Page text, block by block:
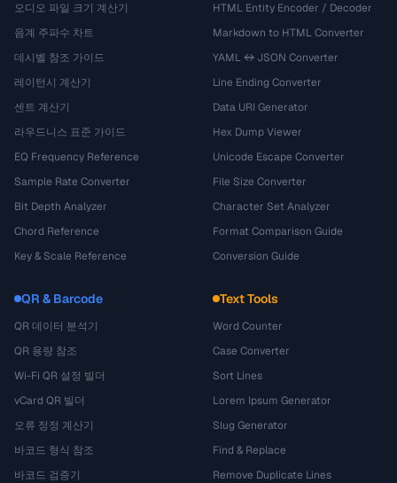
오디오 파일 크기 계산기
음계 주파수 차트
데시벨 참조 가이드
레이턴시 계산기
센트 계산기
라우드니스 표준 가이드
EQ Frequency Reference
Sample Rate Converter
Bit Depth Analyzer
Chord Reference
Key & Scale Reference
HTML Entity Encoder / Decoder
Markdown to HTML Converter
YAML ↔ JSON Converter
Line Ending Converter
Data URI Generator
Hex Dump Viewer
Unicode Escape Converter
File Size Converter
Character Set Analyzer
Format Comparison Guide
Conversion Guide
QR & Barcode
QR 데이터 분석기
QR 용량 참조
Wi-Fi QR 설정 빌더
vCard QR 빌더
오류 정정 계산기
바코드 형식 참조
바코드 검증기
Text Tools
Word Counter
Case Converter
Sort Lines
Lorem Ipsum Generator
Slug Generator
Find & Replace
Remove Duplicate Lines